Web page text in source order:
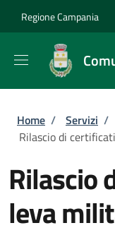
Regione Campania
Briciole
Home / Servizi /
Rilascio di
Rilascio
leva